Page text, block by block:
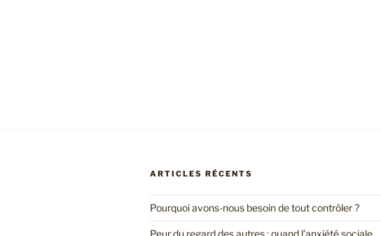
ARTICLES RÉCENTS
Pourquoi avons-nous besoin de tout contrôler ?